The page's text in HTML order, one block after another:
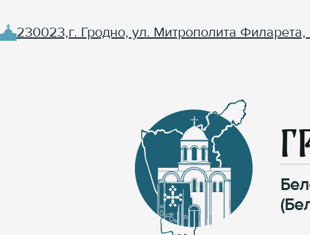
230023,г. Гродно, ул. Митрополита Филарета,